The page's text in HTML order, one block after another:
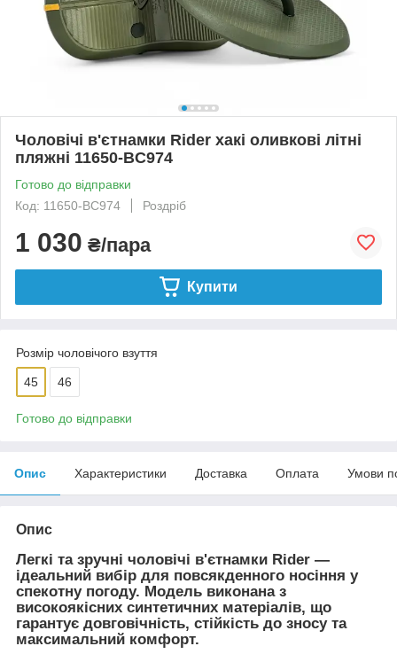
Чоловічі в'єтнамки Rider хакі оливкові літні
пляжні 11650-BC974
Готово до відправки
Код: 11650-BC974
Роздріб
1 030 ₴/пара
Купити
Розмір чоловічого взуття
45 46
Готово до відправки
Опис Характеристики Доставка Оплата Умови
Опис
Легкі та зручні чоловічі в'єтнамки Rider —
ідеальний вибір для повсякденного носіння у
спекотну погоду. Модель виконана з
високоякісних синтетичних матеріалів, що
гарантує довговічність, стійкість до зносута
максимальний комфорт.